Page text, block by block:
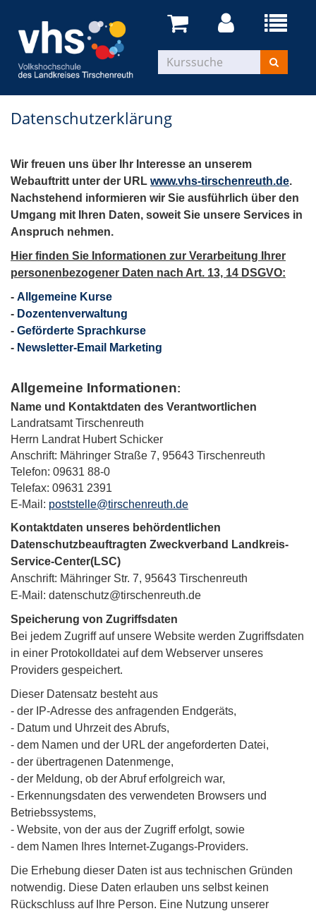
Datenschutzerklärung
Wir freuen uns über Ihr Interesse an unserem
Webauftritt unter der URL www.vhs-tirschenreuth.de.
Nachstehend informieren wir Sie ausführlich über den
Umgang mit Ihren Daten, soweit Sie unsere Services in
Anspruch nehmen.
Hier finden Sie Informationen zur Verarbeitung Ihrer
personenbezogener Daten nach Art. 13, 14 DSGVO:
- Allgemeine Kurse
- Dozentenverwaltung
- Geförderte Sprachkurse
- Newsletter-Email Marketing
Allgemeine Informationen:
Name und Kontaktdaten des Verantwortlichen
Landratsamt Tirschenreuth
Herrn Landrat Hubert Schicker
Anschrift: Mähringer Straße 7, 95643 Tirschenreuth
Telefon: 09631 88-0
Telefax: 09631 2391
E-Mail: poststelle@tirschenreuth.de
Kontaktdaten unseres behördentlichen
Datenschutzbeauftragten Zweckverband Landkreis-
Service-Center(LSC)
Anschrift: Mähringer Str. 7, 95643 Tirschenreuth
E-Mail: datenschutz@tirschenreuth.de
Speicherung von Zugriffsdaten
Bei jedem Zugriff auf unsere Website werden Zugriffsdaten
in einer Protokolldatei auf dem Webserver unseres
Providers gespeichert.
Dieser Datensatz besteht aus
- der IP-Adresse des anfragenden Endgeräts,
- Datum und Uhrzeit des Abrufs,
- dem Namen und der URL der angeforderten Datei,
- der übertragenen Datenmenge,
- der Meldung, ob der Abruf erfolgreich war,
- Erkennungsdaten des verwendeten Browsers und
Betriebssystems,
- Website, von der aus der Zugriff erfolgt, sowie
- dem Namen Ihres Internet-Zugangs-Providers.
Die Erhebung dieser Daten ist aus technischen Gründen
notwendig. Diese Daten erlauben uns selbst keinen
Rückschluss auf Ihre Person. Eine Nutzung unserer